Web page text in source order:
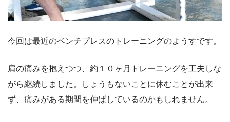
今回は最近のベンチプレスのトレーニングのようすです。
肩の痛みを抱えつつ、約１０ヶ月トレーニングを工夫しな
がら継続しました。しょうもないことに休むことが出来
ず、痛みがある期間を伸ばしているのかもしれません。